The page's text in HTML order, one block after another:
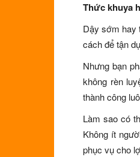
Thức khuya
Dậy sớm hay
cách để tận
Nhưng bạn
không rèn
thành công
Làm sao có
Không ít
phục vụ cho